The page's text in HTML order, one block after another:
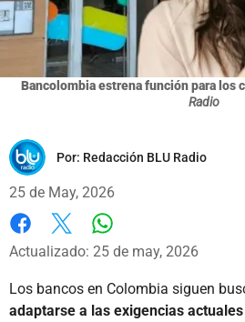
Bancolombia estrena función para los
Radio
Por: Redacción BLU Radio
25 de May, 2026
Facebook
X
Actualizado: 25 de may, 2026
Los bancos en Colombia siguen
adaptarse a las exigencias